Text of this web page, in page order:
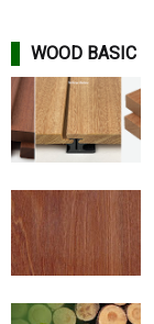
WOOD BASIC